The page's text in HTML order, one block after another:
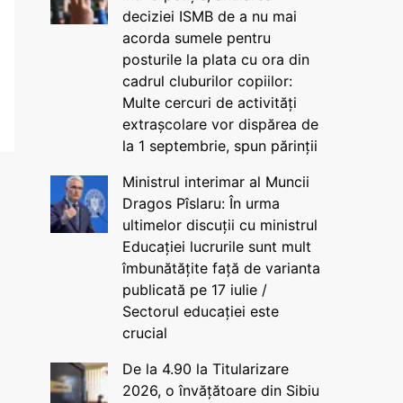
deciziei ISMB de a nu mai
acorda sumele pentru
posturile la plata cu ora din
cadrul cluburilor copiilor:
Multe cercuri de activități
extrașcolare vor dispărea de
la 1 septembrie, spun părinții
Ministrul interimar al Muncii
Dragos Pîslaru: În urma
ultimelor discuții cu ministrul
Educației lucrurile sunt mult
îmbunătățite față de varianta
publicată pe 17 iulie /
Sectorul educației este
crucial
De la 4.90 la Titularizare
2026, o învățătoare din Sibiu